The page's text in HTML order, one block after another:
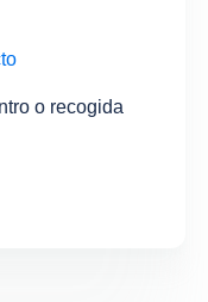
o recogida